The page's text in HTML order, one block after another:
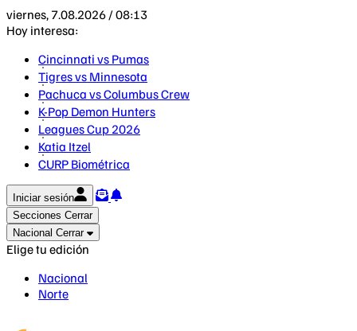
viernes, 7.08.2026 / 08:13
Hoy interesa:
Cincinnati vs Pumas
Tigres vs Minnesota
Pachuca vs Columbus Crew
K-Pop Demon Hunters
Leagues Cup 2026
Katia Itzel
CURP Biométrica
Iniciar sesión
Secciones Cerrar
Nacional Cerrar
Elige tu edición
Nacional
Norte